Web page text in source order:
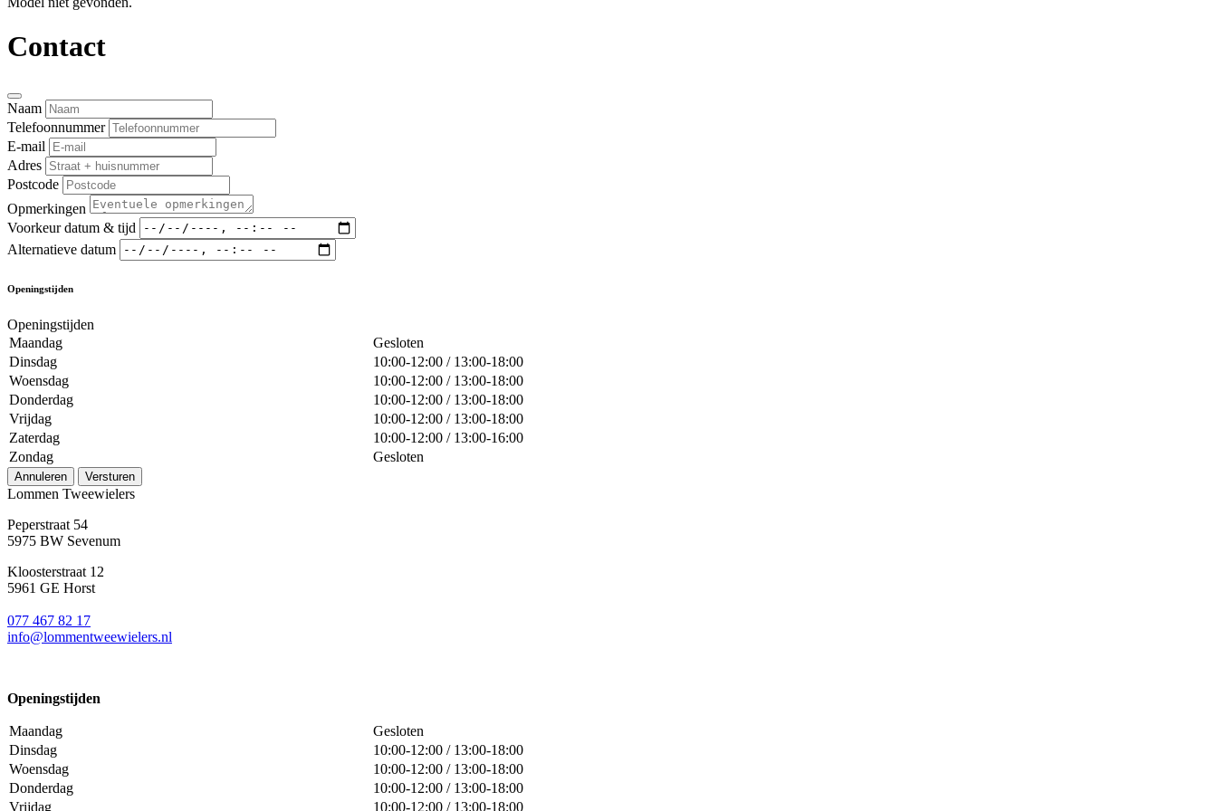
Contact
Naam
Telefoonnummer
E-mail
Adres
Postcode
Opmerkingen
Voorkeur datum & tijd
Alternatieve datum
Openingstijden
Openingstijden
Maandag
Gesloten
Dinsdag
10:00-12:00 / 13:00-18:00
Woensdag
10:00-12:00 / 13:00-18:00
Donderdag
10:00-12:00 / 13:00-18:00
Vrijdag
10:00-12:00 / 13:00-18:00
Zaterdag
10:00-12:00 / 13:00-16:00
Zondag
Gesloten
Annuleren Versturen
Lommen Tweewielers
Peperstraat 54
5975 BW Sevenum
Kloosterstraat 12
5961 GE Horst
077 467 82 17
info@lommentweewielers.nl
Openingstijden
Maandag
Gesloten
Dinsdag
10:00-12:00 / 13:00-18:00
Woensdag
10:00-12:00 / 13:00-18:00
Donderdag
10:00-12:00 / 13:00-18:00
Vrijdag
10:00-12:00 / 13:00-18:00